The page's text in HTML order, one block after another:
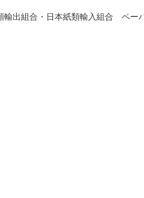
輸出組合・日本紙類輸入組合 ペ